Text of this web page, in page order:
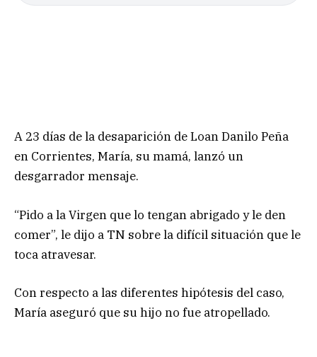
A 23 días de la desaparición de Loan Danilo Peña
en Corrientes, María, su mamá, lanzó un
desgarrador mensaje.
“Pido a la Virgen que lo tengan abrigado y le den
comer”, le dijo a TN sobre la difícil situación que le
toca atravesar.
Con respecto a las diferentes hipótesis del caso,
María aseguró que su hijo no fue atropellado.